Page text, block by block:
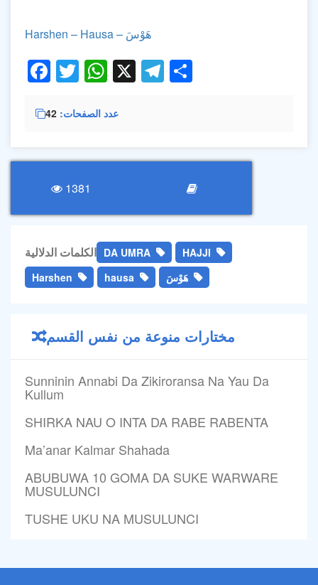
Harshen – Hausa – هَوْسَ
Facebook
Twitter
WhatsApp
X Telegram
عدد الصفحات 42
1381
الكلمات الدلالية DA UMRA
HAJJI
Harshen
hausa هَوْسَ
مختارات منوعة من نفس القسم
Sunninin Annabi Da Zikiroransa Na Yau Da
Kullum
SHIRKA NAU O INTA DA RABE RABENTA
Ma’anar Kalmar Shahada
ABUBUWA 10 GOMA DA SUKE WARWARE
MUSULUNCI
TUSHE UKU NA MUSULUNCI